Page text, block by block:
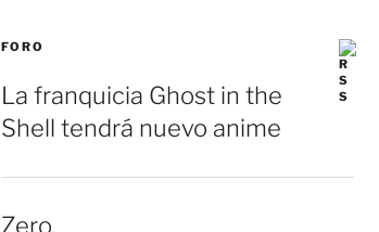
FORO
La franquicia Ghost in the
Shell tendrá nuevo anime
Zero.